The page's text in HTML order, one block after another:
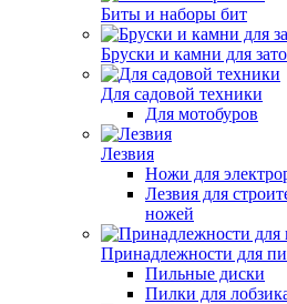
Биты и наборы бит
Бруски и камни для
Для садовой техники
Для мотобуров
Лезвия
Ножи для
Лезвия для
ножей
Принадлежности для
Пильные диски
Пилки для